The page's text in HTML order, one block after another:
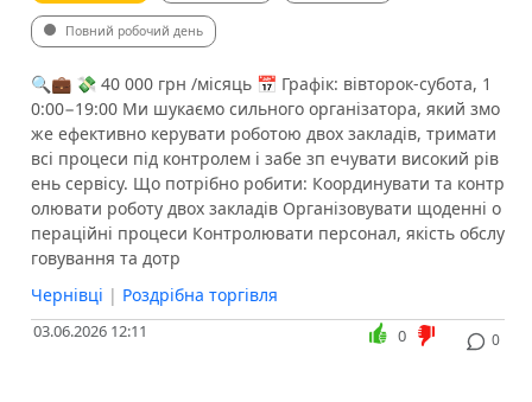
Повний робочий день
🔍💼 💸 40 000 грн /місяць 📅 Графік: вівторок-субота, 1
0:00−19:00 Ми шукаємо сильного організатора, який змо
же ефективно керувати роботою двох закладів, тримати
всі процеси під контролем і забе зп ечувати високий рів
ень сервісу. ️Що потрібно робити: Координувати та контр
олювати роботу двох закладів Організовувати щоденні о
пераційні процеси Контролювати персонал, якість обслу
говування та дотр
Чернівці | Роздрібна торгівля
03.06.2026 12:11 0
0